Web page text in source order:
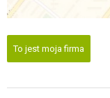
To jest moja firma